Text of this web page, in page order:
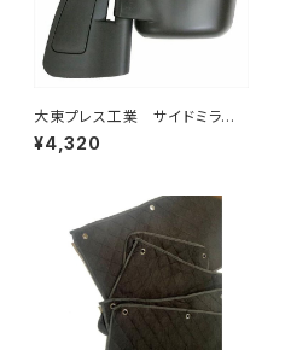
大東プレス工業 サイドミラー/
バックミラースバル サンバー
左 99年～ DI-641
¥4,320